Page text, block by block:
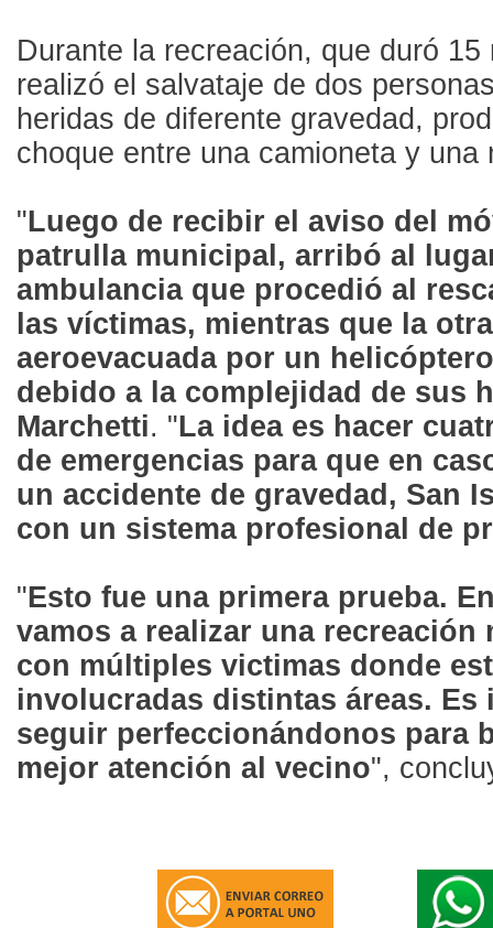
Durante la recreación, que duró 15
realizó el salvataje de dos
heridas de diferente gravedad,
choque entre una camioneta y una
"Luego de recibir el aviso del
patrulla municipal, arribó al
ambulancia que procedió al
las víctimas, mientras que la
aeroevacuada por un
debido a la complejidad de sus
Marchetti. "La idea es hacer
de emergencias para que en
un accidente de gravedad, San
con un sistema profesional de
"Esto fue una primera prueba.
vamos a realizar una recreación
con múltiples victimas donde
involucradas distintas áreas. Es
seguir perfeccionándonos para
mejor atención al vecino",